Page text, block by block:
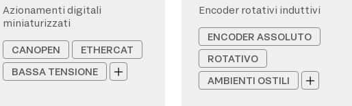
Azionamenti digitali
miniaturizzati
CANOPEN
ETHERCAT
BASSA TENSIONE
Encoder rotativi induttivi
ENCODER ASSOLUTO
ROTATIVO
AMBIENTI OSTILI